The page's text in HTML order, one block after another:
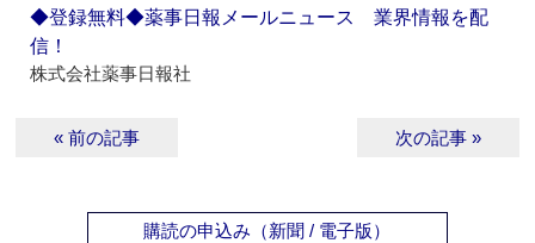
◆登録無料◆薬事日報メールニュース 業界情報を配
信！
株式会社薬事日報社
« 前の記事 次の記事 »
購読の申込み（新聞 / 電子版）